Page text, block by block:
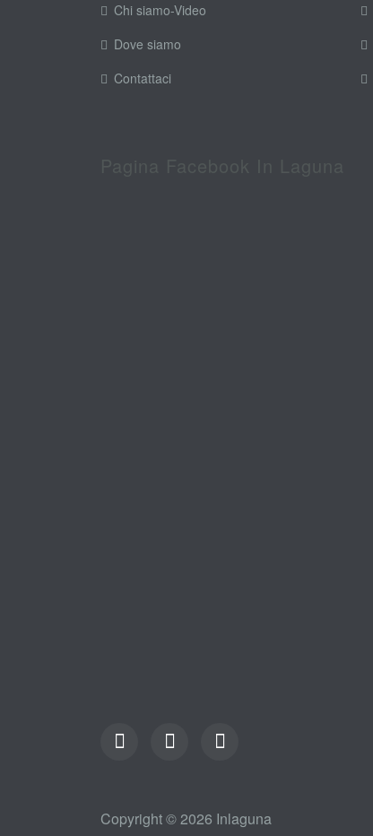
Chi siamo-Video
Dove siamo
Contattaci
Copyright © 2026 Inlaguna